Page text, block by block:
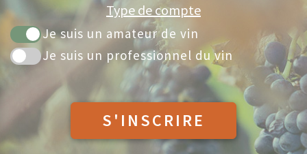
Type de compte
Je suis un amateur de vin
Je suis un professionnel du vin
S'INSCRIRE